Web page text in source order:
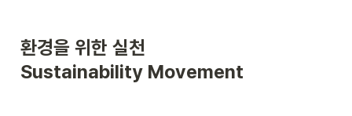
환경을 위한 실천
Sustainability Movement